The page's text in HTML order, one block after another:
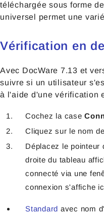
téléchargée sous forme
universel permet une
Vérification en
Avec DocWare 7.13 et
suivre si un utilisateur
à l'aide d'une vérification
Cochez la case
Cliquez sur le nom
Déplacez le pointeur
droite du tableau
connecté via une
connexion s'affiche
Standard avec nom